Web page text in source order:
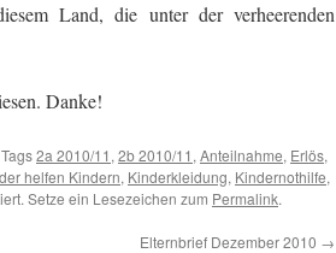
Land, die unter der verheerenden
Danke!
2a 2010/11 , 2b 2010/11 , Anteilnahme, Erlös,
helfen Kindern, Kinderkleidung, Kindernothilfe,
Setze ein Lesezeichen zum Permalink.
Elternbrief Dezember 2010 →